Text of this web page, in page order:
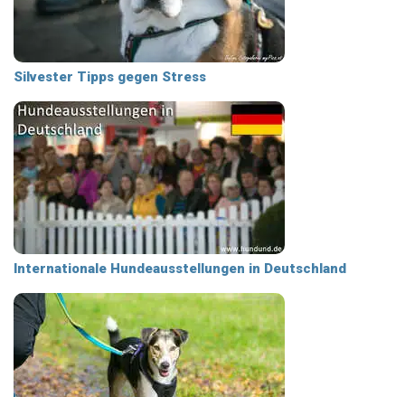
Silvester Tipps gegen Stress
Internationale Hundeausstellungen in Deutschland